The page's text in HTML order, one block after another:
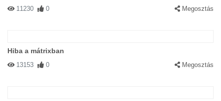
11230 0 Megosztás
Hiba a mátrixban
13153 0 Megosztás